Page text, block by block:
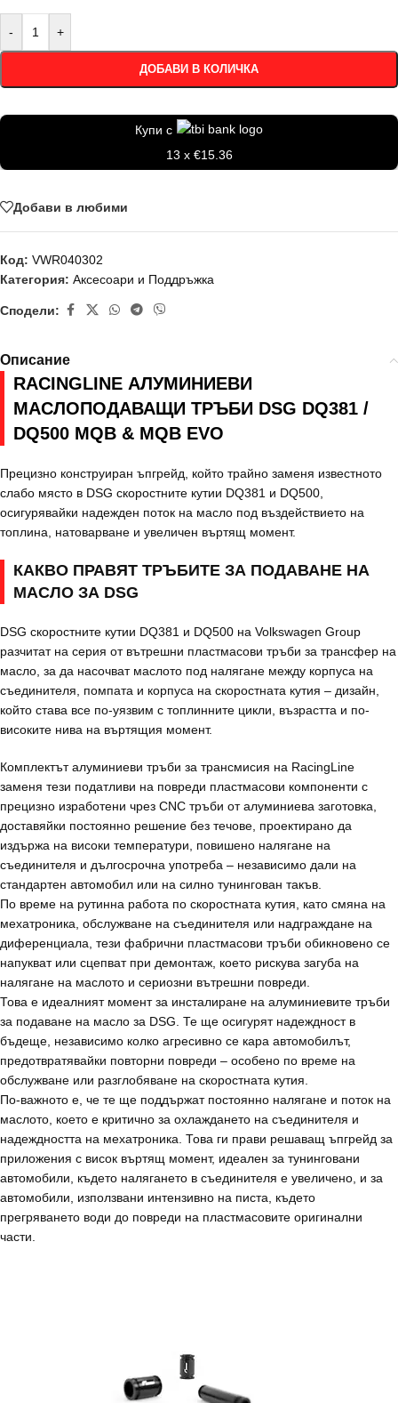
- +
ДОБАВИ В КОЛИЧКА
Купи с
13 x €15.36
Добави в любими
Код: VWR040302
Категория: Аксесоари и Поддръжка
Сподели:
Описание
RACINGLINE АЛУМИНИЕВИ
МАСЛОПОДАВАЩИ ТРЪБИ DSG DQ381 /
DQ500 MQB & MQB EVO
Прецизно конструиран ъпгрейд, който трайно заменя известното
слабо място в DSG скоростните кутии DQ381 и DQ500,
осигурявайки надежден поток на масло под въздействието на
топлина, натоварване и увеличен въртящ момент.
КАКВО ПРАВЯТ ТРЪБИТЕ ЗА ПОДАВАНЕ НА
МАСЛО ЗА DSG
DSG скоростните кутии DQ381 и DQ500 на Volkswagen Group
разчитат на серия от вътрешни пластмасови тръби за трансфер на
масло, за да насочват маслото под налягане между корпуса на
съединителя, помпата и корпуса на скоростната кутия – дизайн,
който става все по-уязвим с топлинните цикли, възрастта и по-
високите нива на въртящия момент.
Комплектът алуминиеви тръби за трансмисия на RacingLine
заменя тези податливи на повреди пластмасови компоненти с
прецизно изработени чрез CNC тръби от алуминиева заготовка,
доставяйки постоянно решение без течове, проектирано да
издържа на високи температури, повишено налягане на
съединителя и дългосрочна употреба – независимо дали на
стандартен автомобил или на силно тунингован такъв.
По време на рутинна работа по скоростната кутия, като смяна на
мехатроника, обслужване на съединителя или надграждане на
диференциала, тези фабрични пластмасови тръби обикновено се
напукват или сцепват при демонтаж, което рискува загуба на
налягане на маслото и сериозни вътрешни повреди.
Това е идеалният момент за инсталиране на алуминиевите тръби
за подаване на масло за DSG. Те ще осигурят надеждност в
бъдеще, независимо колко агресивно се кара автомобилът,
предотвратявайки повторни повреди – особено по време на
обслужване или разглобяване на скоростната кутия.
По-важното е, че те ще поддържат постоянно налягане и поток на
маслото, което е критично за охлаждането на съединителя и
надеждността на мехатроника. Това ги прави решаващ ъпгрейд за
приложения с висок въртящ момент, идеален за тунинговани
автомобили, където налягането в съединителя е увеличено, и за
автомобили, използвани интензивно на писта, където
прегряването води до повреди на пластмасовите оригинални
части.